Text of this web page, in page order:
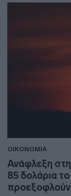
ΟΙΚΟΝΟΜΙΑ
Ανάφλεξη
85 δολάρια
προεξοφλούν